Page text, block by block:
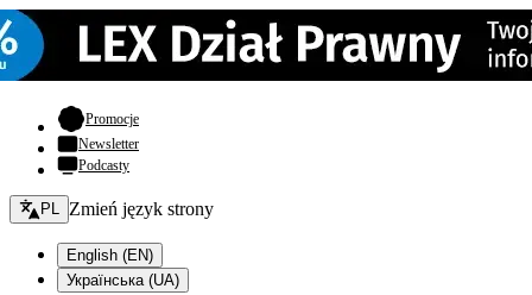
Promocje- otwiera się w nowej karcie
Newsletter
Podcasty
Zmień język - bieżący:
PL Zmień język strony
English (EN)
Українська (UA)